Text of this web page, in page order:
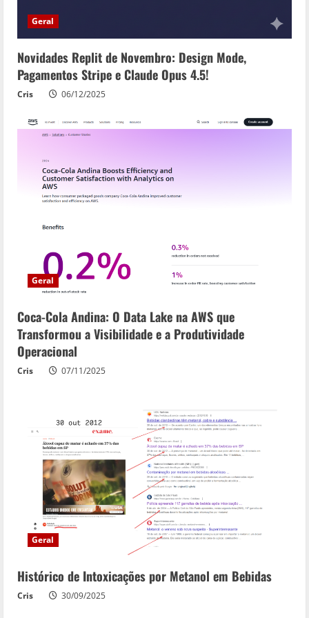
Geral
Novidades Replit de Novembro: Design Mode,
Pagamentos Stripe e Claude Opus 4.5!
Cris 06/12/2025
Geral
Coca-Cola Andina: O Data Lake na AWS que
Transformou a Visibilidade e a Produtividade
Operacional
Cris 07/11/2025
Geral
Histórico de Intoxicações por Metanol em Bebidas
Cris 30/09/2025